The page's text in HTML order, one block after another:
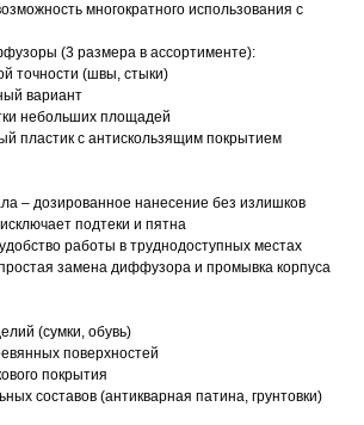
многократного использования с
(3 размера в ассортименте):
точности (швы, стыки)
вариант
небольших площадей
пластик с антискользящим покрытием
– дозированное нанесение без излишков
подтеки и пятна
работы в труднодоступных местах
замена диффузора и промывка корпуса
(сумки, обувь)
поверхностей
покрытия
составов (антикварная патина, грунтовки)